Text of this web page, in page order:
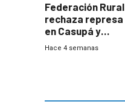
Federación Rural
rechaza represa
en Casupá y
firma demanda
Hace 4 semanas